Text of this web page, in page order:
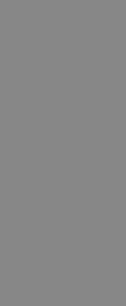
ospiti,
amici.„